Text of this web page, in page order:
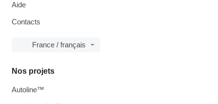
Aide
Contacts
France / français
Nos projets
Autoline™